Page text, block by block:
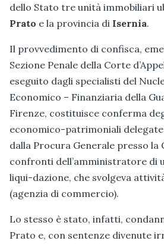
dello Stato tre unità immobiliari
Prato e la provincia di Isernia.
Il provvedimento di confisca,
Sezione Penale della Corte
eseguito dagli specialisti del
Economico – Finanziaria della
Firenze, costituisce conferma
economico-patrimoniali delegate
dalla Procura Generale presso la
confronti dell’amministratore di
liqui-dazione, che svolgeva
(agenzia di commercio).
Lo stesso è stato, infatti,
Prato e, con sentenze divenute